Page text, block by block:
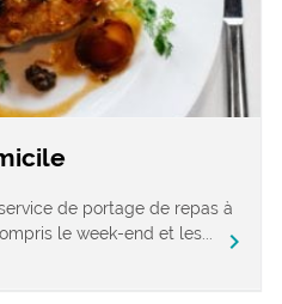
de portage de repas à
le week-end et les...
chevron_right